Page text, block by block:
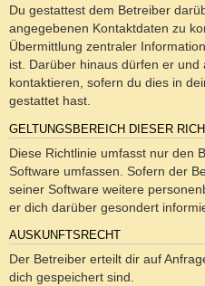
Du gestattest dem Betreiber
angegebenen Kontaktdaten zu
Übermittlung zentraler
ist. Darüber hinaus dürfen er und
kontaktieren, sofern du dies in
gestattet hast.
GELTUNGSBEREICH DIESER
Diese Richtlinie umfasst nur den
Software umfassen. Sofern der
seiner Software weitere
er dich darüber gesondert
AUSKUNFTSRECHT
Der Betreiber erteilt dir auf
dich gespeichert sind.